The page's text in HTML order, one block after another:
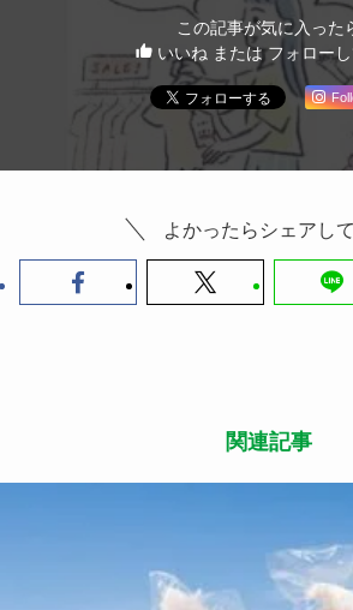
この記事が気に入った
いいね または フォローし
よかったらシェアし
関連記事